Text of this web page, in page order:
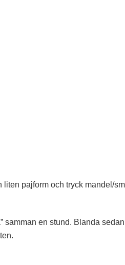
pajform och tryck mandel/
samman en stund. Blanda